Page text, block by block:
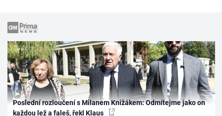
Poslední rozloučení s Milanem Knížákem: Odmítejme jako on
každou lež a faleš, řekl Klaus